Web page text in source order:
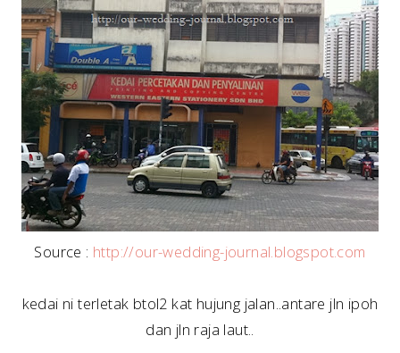
Source : http://our-wedding-journal.blogspot.com
kedai ni terletak btol2 kat hujung jalan..antare jln ipoh
dan jln raja laut..